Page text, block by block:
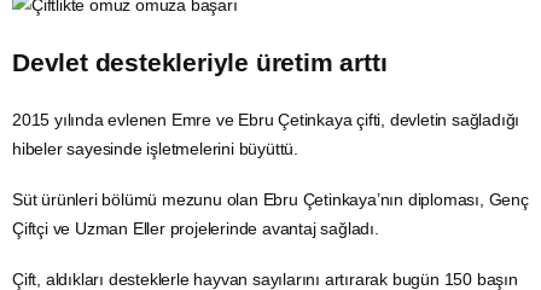
Devlet destekleriyle üretim arttı
2015 yılında evlenen Emre ve Ebru Çetinkaya çifti, devletin sağladığı
hibeler sayesinde işletmelerini büyüttü.
Süt ürünleri bölümü mezunu olan Ebru Çetinkaya’nın diploması, Genç
Çiftçive Uzman Eller projelerinde avantaj sağladı.
Çift, aldıkları desteklerle hayvan sayılarını artırarak bugün 150 başın